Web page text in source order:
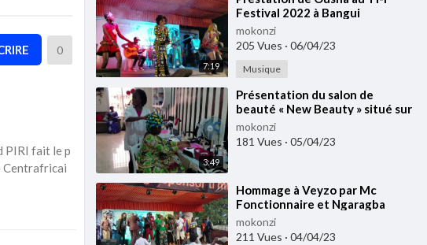
7:19
Festival 2022 à Bangui
mokonzi
205 Vues · 06/04/23
Musique
3:49
⁣Présentation du salon de
beauté « New Beauty » situé sur
l'Avenue Touadera à Bangui
mokonzi
181 Vues · 05/04/23
⁣Hommage à Veyzo par Mc
Fonctionnaire et Ngaragba
Music au TI-Î Festival 2022 à
Bangui
mokonzi
211 Vues · 04/04/23
0
PIRI fait le p
Centrafricai